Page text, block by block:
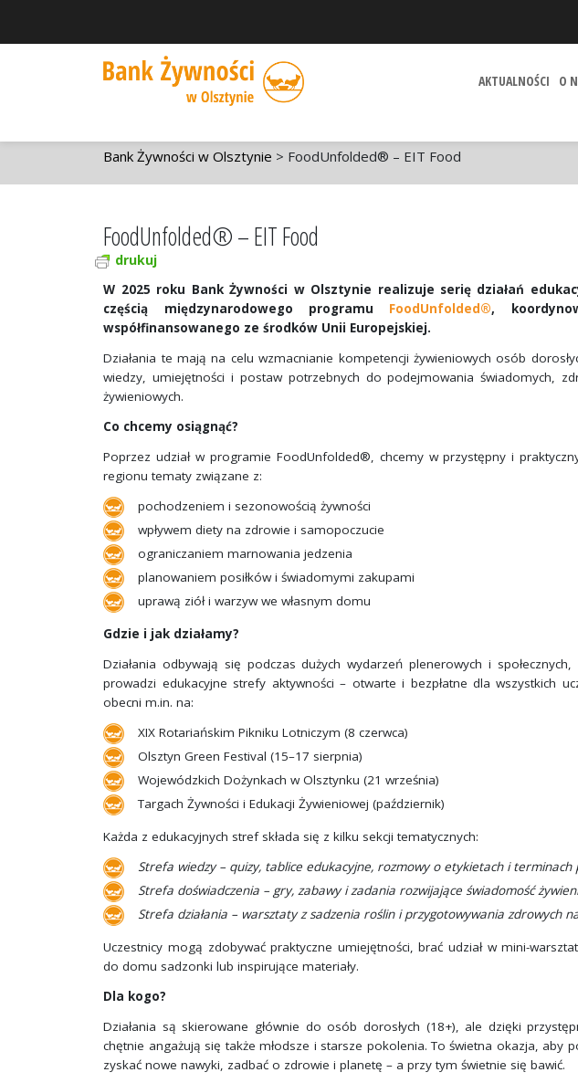
AKTUALNOŚCI O
Bank Żywności w Olsztynie > FoodUnfolded® – EIT Food
FoodUnfolded® – EIT Food
drukuj
W 2025 roku Bank Żywności w Olsztynie realizuje serię działań
częścią międzynarodowego programu FoodUnfolded®,
współfinansowanego ze środków Unii Europejskiej.
Działania te mają na celu wzmacnianie kompetencji żywieniowych osób
wiedzy, umiejętności i postaw potrzebnych do podejmowania świadomych,
żywieniowych.
Co chcemy osiągnąć?
Poprzez udział w programie FoodUnfolded®, chcemy w przystępny i
regionu tematy związane z:
pochodzeniem i sezonowością żywności
wpływem diety na zdrowie i samopoczucie
ograniczaniem marnowania jedzenia
planowaniem posiłków i świadomymi zakupami
uprawą ziół i warzyw we własnym domu
Gdzie i jak działamy?
Działania odbywają się podczas dużych wydarzeń plenerowych i
prowadzi edukacyjne strefy aktywności – otwarte i bezpłatne dla wszystkich
obecni m.in. na:
XIX Rotariańskim Pikniku Lotniczym (8 czerwca)
Olsztyn Green Festival (15–17 sierpnia)
Wojewódzkich Dożynkach w Olsztynku (21 września)
Targach Żywności i Edukacji Żywieniowej (październik)
Każda z edukacyjnych stref składa się z kilku sekcji tematycznych:
Strefa wiedzy – quizy, tablice edukacyjne, rozmowy o etykietach i terminach
Strefa doświadczenia – gry, zabawy i zadania rozwijające świadomość
Strefa działania – warsztaty z sadzenia roślin i przygotowywania zdrowych
Uczestnicy mogą zdobywać praktyczne umiejętności, brać udział w mini-
do domu sadzonki lub inspirujące materiały.
Dla kogo?
Działania są skierowane głównie do osób dorosłych (18+), ale dzięki
chętnie angażują się także młodsze i starsze pokolenia. To świetna okazja, aby
zyskać nowe nawyki, zadbać o zdrowie i planetę – a przy tym świetnie się bawić.